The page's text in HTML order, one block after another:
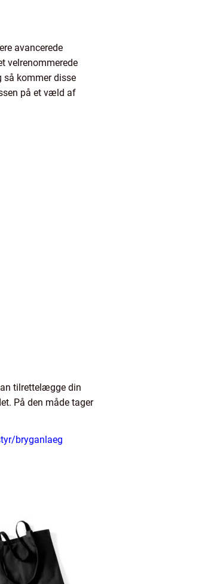
avancerede
velrenommerede
så kommer disse
på et væld af
tilrettelægge din
På den måde tager
bryganlaeg